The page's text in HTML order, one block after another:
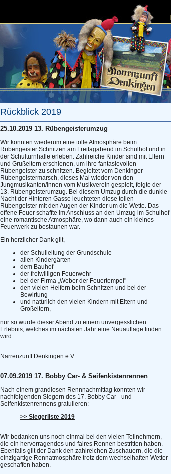
Rückblick 2019
25.10.2019 13. Rübengeisterumzug
Wir konnten wiederum eine tolle Atmosphäre beim
Rübengeister Schnitzen am Freitagabend im Schulhof und in
der Schulturnhalle erleben. Zahlreiche Kinder sind mit Eltern
und Grußeltern erschienen, um ihre fantasievollen
Rübengeister zu schnitzen. Begleitet vom Denkinger
Rübengeistermarsch, dieses Mal wieder von den
Jungmusikanten/innen vom Musikverein gespielt, folgte der
13. Rübengeisterumzug. Bei diesem Umzug durch die dunkle
Nacht der Hinteren Gasse leuchteten diese tollen
Rübengeister mit den Augen der Kinder um die Wette. Das
offene Feuer schaffte im Anschluss an den Umzug im Schulhof
eine romantische Atmosphäre, wo dann auch ein kleines
Feuerwerk zu bestaunen war.
Ein herzlicher Dank gilt,
der Schulleitung der Grundschule
allen Kindergärten
dem Bauhof
der freiwilligen Feuerwehr
bei der Firma „Weber der Feuertempel"
den vielen Helfern beim Schnitzen und bei der
Bewirtung
und natürlich den vielen Kindern mit Eltern und
Großeltern,
nur so wurde dieser Abend zu einem unvergesslichen
Erlebnis, welches im nächsten Jahr eine Neuauflage finden
wird.
Narrenzunft Denkingen e.V.
07.09.2019 17. Bobby Car- & Seifenkistenrennen
Nach einem grandiosen Rennnachmittag konnten wir
nachfolgenden Siegern des 17. Bobby Car - und
Seifenkistenrennens gratulieren:
>> Siegerliste 2019
Wir bedanken uns noch einmal bei den vielen Teilnehmern,
die ein hervorragendes und faires Rennen bestritten haben.
Ebenfalls gilt der Dank den zahlreichen Zuschauern, die die
einzigartige Rennatmosphäre trotz dem wechselhaften Wetter
geschaffen haben.